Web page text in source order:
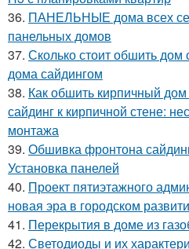
36. ПАНЕЛЬНЫЕ дома всех
панельных домов
37. Сколько стоит обшить
дома сайдингом
38. Как обшить кирпичный
сайдинг к кирпичной стене:
монтажа
39. Обшивка фронтона
Установка панелей
40. Проект пятиэтажного
новая эра в городском
41. Перекрытия в доме из
42. Светодиоды и их